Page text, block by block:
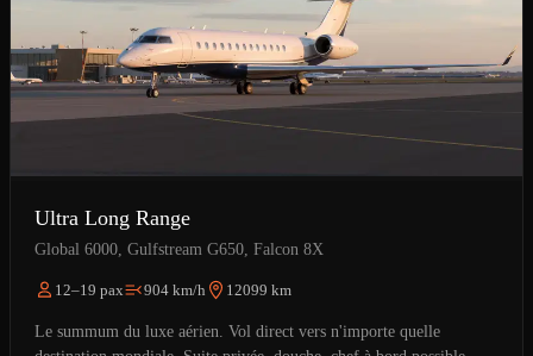
Ultra Long Range
Global 6000, Gulfstream G650, Falcon 8X
12–19 pax 904 km/h 12099 km
Le summum du luxe aérien. Vol direct vers n'importe quelle